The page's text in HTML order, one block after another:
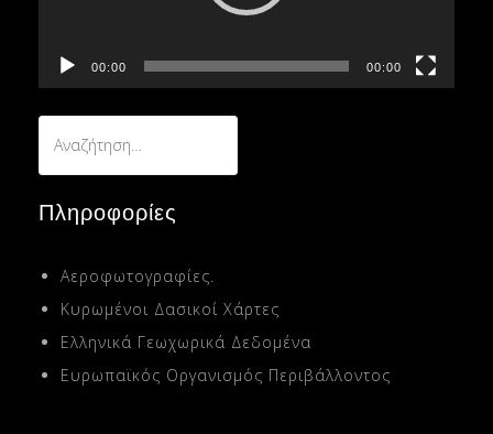
00:00 00:00
για:
Πληροφορίες
Αεροφωτογραφίες.
Κυρωμένοι Δασικοί Χάρτες
Ελληνικά Γεωχωρικά Δεδομένα
Ευρωπαϊκός Οργανισμός Περιβάλλοντος